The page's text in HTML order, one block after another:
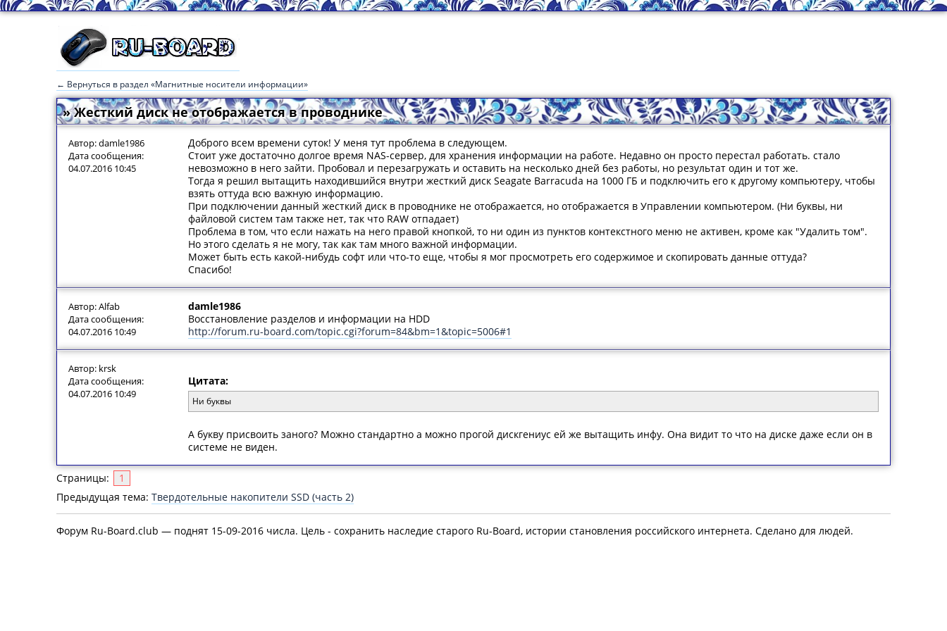
← Вернуться в раздел «Магнитные носители информации»
» Жесткий диск не отображается в проводнике
Автор: damle1986
Дата сообщения:
04.07.2016 10:45
Доброго всем времени суток! У меня тут проблема в следующем.
Стоит уже достаточно долгое время NAS-сервер, для хранения информации на работе. Недавно он просто перестал работать. стало
невозможно в него зайти. Пробовал и перезагружать и оставить на несколько дней без работы, но результат один и тот же.
Тогда я решил вытащить находившийся внутри жесткий диск Seagate Barracuda на 1000 ГБ и подключить его к другому компьютеру, чтобы
взять оттуда всю важную информацию.
При подключении данный жесткий диск в проводнике не отображается, но отображается в Управлении компьютером. (Ни буквы, ни
файловой систем там также нет, так что RAW отпадает)
Проблема в том, что если нажать на него правой кнопкой, то ни один из пунктов контекстного меню не активен, кроме как "Удалить том".
Но этого сделать я не могу, так как там много важной информации.
Может быть есть какой-нибудь софт или что-то еще, чтобы я мог просмотреть его содержимое и скопировать данные оттуда?
Спасибо!
Автор: Alfab
Дата сообщения:
04.07.2016 10:49
damle1986
Восстановление разделов и информации на HDD
http://forum.ru-board.com/topic.cgi?forum=84&bm=1&topic=5006#1
Автор: krsk
Дата сообщения:
04.07.2016 10:49
Цитата:
Ни буквы
А букву присвоить заного? Можно стандартно а можно прогой дискгениус ей же вытащить инфу. Она видит то что на диске даже если он в
системе не виден.
Страницы:
1
Предыдущая тема: Твердотельные накопители SSD (часть 2)
Форум Ru-Board.club — поднят 15-09-2016 числа. Цель - сохранить наследие старого Ru-Board, истории становления российского интернета. Сделано для людей.